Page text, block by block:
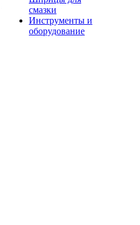
смазки
Инструменты и
оборудование